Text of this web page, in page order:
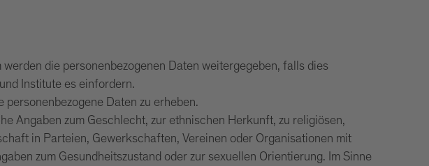
die personenbezogenen Daten weitergegeben, falls dies
Institute es einfordern.
Daten zu erheben.
Angaben zum Geschlecht, zur ethnischen Herkunft, zu religiösen,
in Parteien, Gewerkschaften, Vereinen oder Organisationen mit
zum Gesundheitszustand oder zur sexuellen Orientierung. Im Sinne